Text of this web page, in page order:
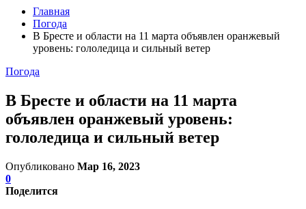
Главная
Погода
В Бресте и области на 11 марта объявлен оранжевый
уровень: гололедица и сильный ветер
Погода
В Бресте и области на 11 марта
объявлен оранжевый уровень:
гололедица и сильный ветер
Опубликовано Мар 16, 2023
0
Поделится